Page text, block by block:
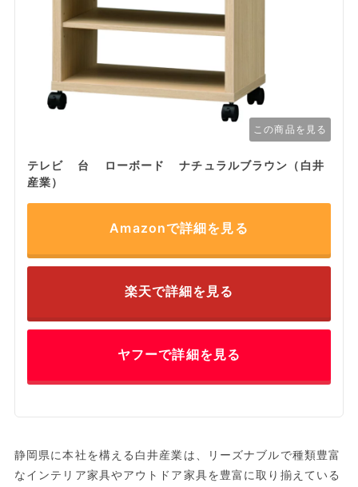
この商品を見る
テレビ 台 ローボード ナチュラルブラウン（白井
産業）
Amazonで詳細を見る
楽天で詳細を見る
ヤフーで詳細を見る
静岡県に本社を構える白井産業は、リーズナブルで種類豊富
なインテリア家具やアウトドア家具を豊富に取り揃えている